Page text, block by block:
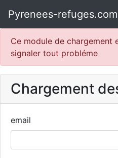
Pyrenees-refuges.com
Ce module de chargement
signaler tout probléme
Chargement
email